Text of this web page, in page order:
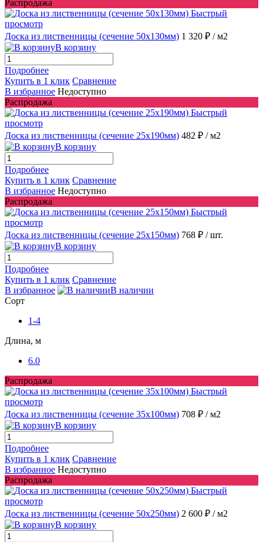
Распродажа
Быстрый
просмотр
Доска из лиственницы (сечение 50x130мм) 1 320 ₽ / м2
В корзину
Подробнее
Купить в 1 клик Сравнение
В избранное Недоступно
Распродажа
Быстрый
просмотр
Доска из лиственницы (сечение 25x190мм) 482 ₽ / м2
В корзину
Подробнее
Купить в 1 клик Сравнение
В избранное Недоступно
Распродажа
Быстрый
просмотр
Доска из лиственницы (сечение 25x150мм) 768 ₽ / шт.
В корзину
Подробнее
Купить в 1 клик Сравнение
В избранное
В наличии
Сорт
1-4
Длина, м
6.0
Распродажа
Быстрый
просмотр
Доска из лиственницы (сечение 35x100мм) 708 ₽ / м2
В корзину
Подробнее
Купить в 1 клик Сравнение
В избранное Недоступно
Распродажа
Быстрый
просмотр
Доска из лиственницы (сечение 50x250мм) 2 600 ₽ / м2
В корзину